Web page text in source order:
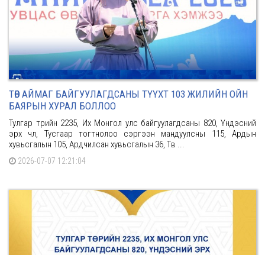
ТӨВ АЙМАГ БАЙГУУЛАГДСАНЫ ТҮҮХТ 103 ЖИЛИЙН ОЙН
БАЯРЫН ХУРАЛ БОЛЛОО
Тулгар төрийн 2235, Их Монгол улс байгуулагдсаны 820, Үндэсний
эрх чөлөө, Тусгаар тогтнолоо сэргээн мандуулсны 115, Ардын
хувьсгалын 105, Ардчилсан хувьсгалын 36, Төв ...
2026-07-07 12:21:04